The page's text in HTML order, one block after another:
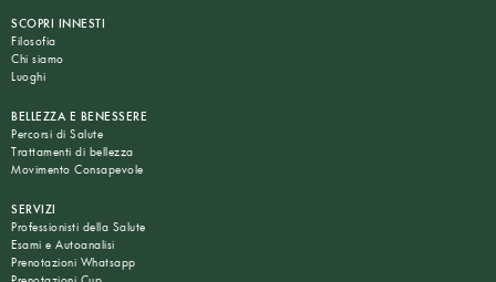
SCOPRI INNESTI
Filosofia
Chi siamo
Luoghi
BELLEZZA E BENESSERE
Percorsi di Salute
Trattamenti di bellezza
Movimento Consapevole
SERVIZI
Professionisti della Salute
Esami e Autoanalisi
Prenotazioni Whatsapp